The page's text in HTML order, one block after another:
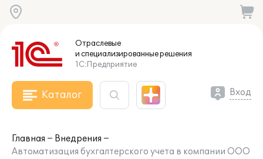
Отраслевые
и специализированныерешения
1С:Предприятие
Каталог Вход
Главная
Внедрения
Автоматизация бухгалтерского учета в компании ООО